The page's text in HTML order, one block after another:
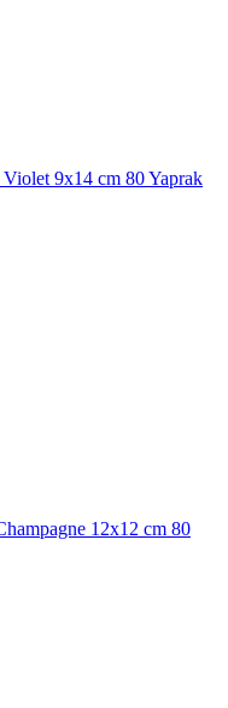
9x14 cm 80 Yaprak
12x12 cm 80